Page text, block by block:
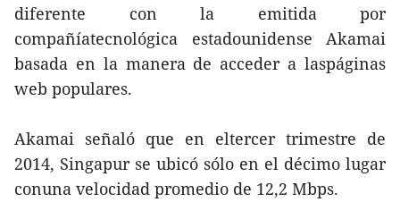
diferente con la emitida por
compañíatecnológica estadounidense Akamai
basada en la manera de acceder a laspáginas
web populares.
Akamai señaló que en eltercer trimestre de
2014, Singapur se ubicó sólo en el décimo lugar
conuna velocidad promedio de 12,2 Mbps.